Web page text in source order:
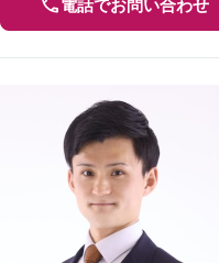
電話でお問い合わせ